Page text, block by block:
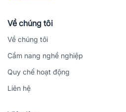
Về chúng tôi
Về chúng tôi
Cẩm nang nghề nghiệp
Quy chế hoạt động
Liên hệ